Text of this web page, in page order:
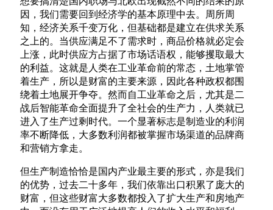
因，我们需要回到经济学的基本原理中去。周所周
知，经济关系千变万化，但基础都是建立在供求关系
之上的。当供应满足不了需求时，商品价格就必定会
上涨，此时供应方占据了市场话语权，能够攫取最大
的利益。这就是人类在工业革命前的常态，土地掌管
着生产，所以是财富的主要来源，因此各种政权都围
绕着土地展开争夺。然而自工业革命之后，尤其是二
战后智能革命全面提升了全社会的生产力，人类就已
进入了生产过剩时代。一个显著标志是制造业的利润
率不断降低，大多数利润都被掌握市场渠道的品牌商
和营销方拿走。
但生产制造恰恰是国内产业最主要的形式，亦是我们
的优势，过去二十多年，我们依靠出口积累了庞大的
财富，但这些财富大多数都投入了扩大生产和房地产